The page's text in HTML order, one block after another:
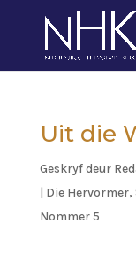
Uit die
Geskryf deur
| Die Hervormer,
Nommer 5